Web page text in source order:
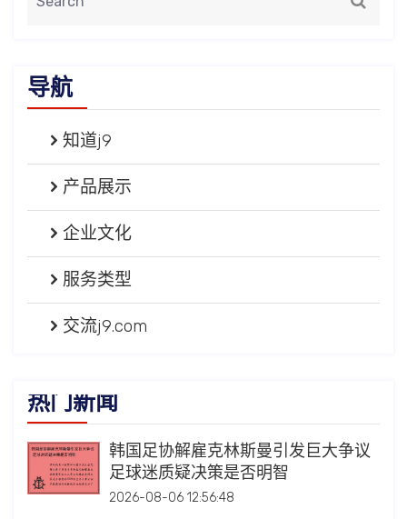
导航
知道j9
产品展示
企业文化
服务类型
交流j9.com
热门新闻
韩国足协解雇克林斯曼引发巨大争议
足球迷质疑决策是否明智
2026-08-06 12:56:48